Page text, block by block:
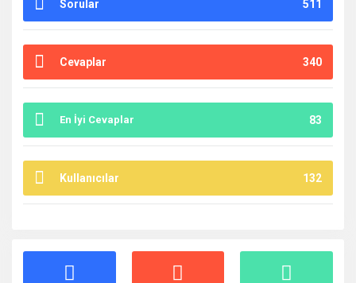
Sorular 511
Cevaplar 340
En İyi Cevaplar 83
Kullanıcılar 132
İstatistikler